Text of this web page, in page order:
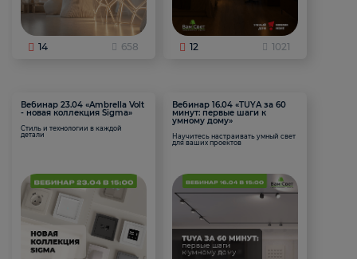
14 658 12 1021
Вебинар 23.04 «Ambrella Volt
- новая коллекция Sigma»
Стиль и технологии в каждой
детали
Вебинар 16.04 «TUYA за 60
минут: первые шаги к
умному дому»
Научитесь настраивать умный свет
для ваших проектов